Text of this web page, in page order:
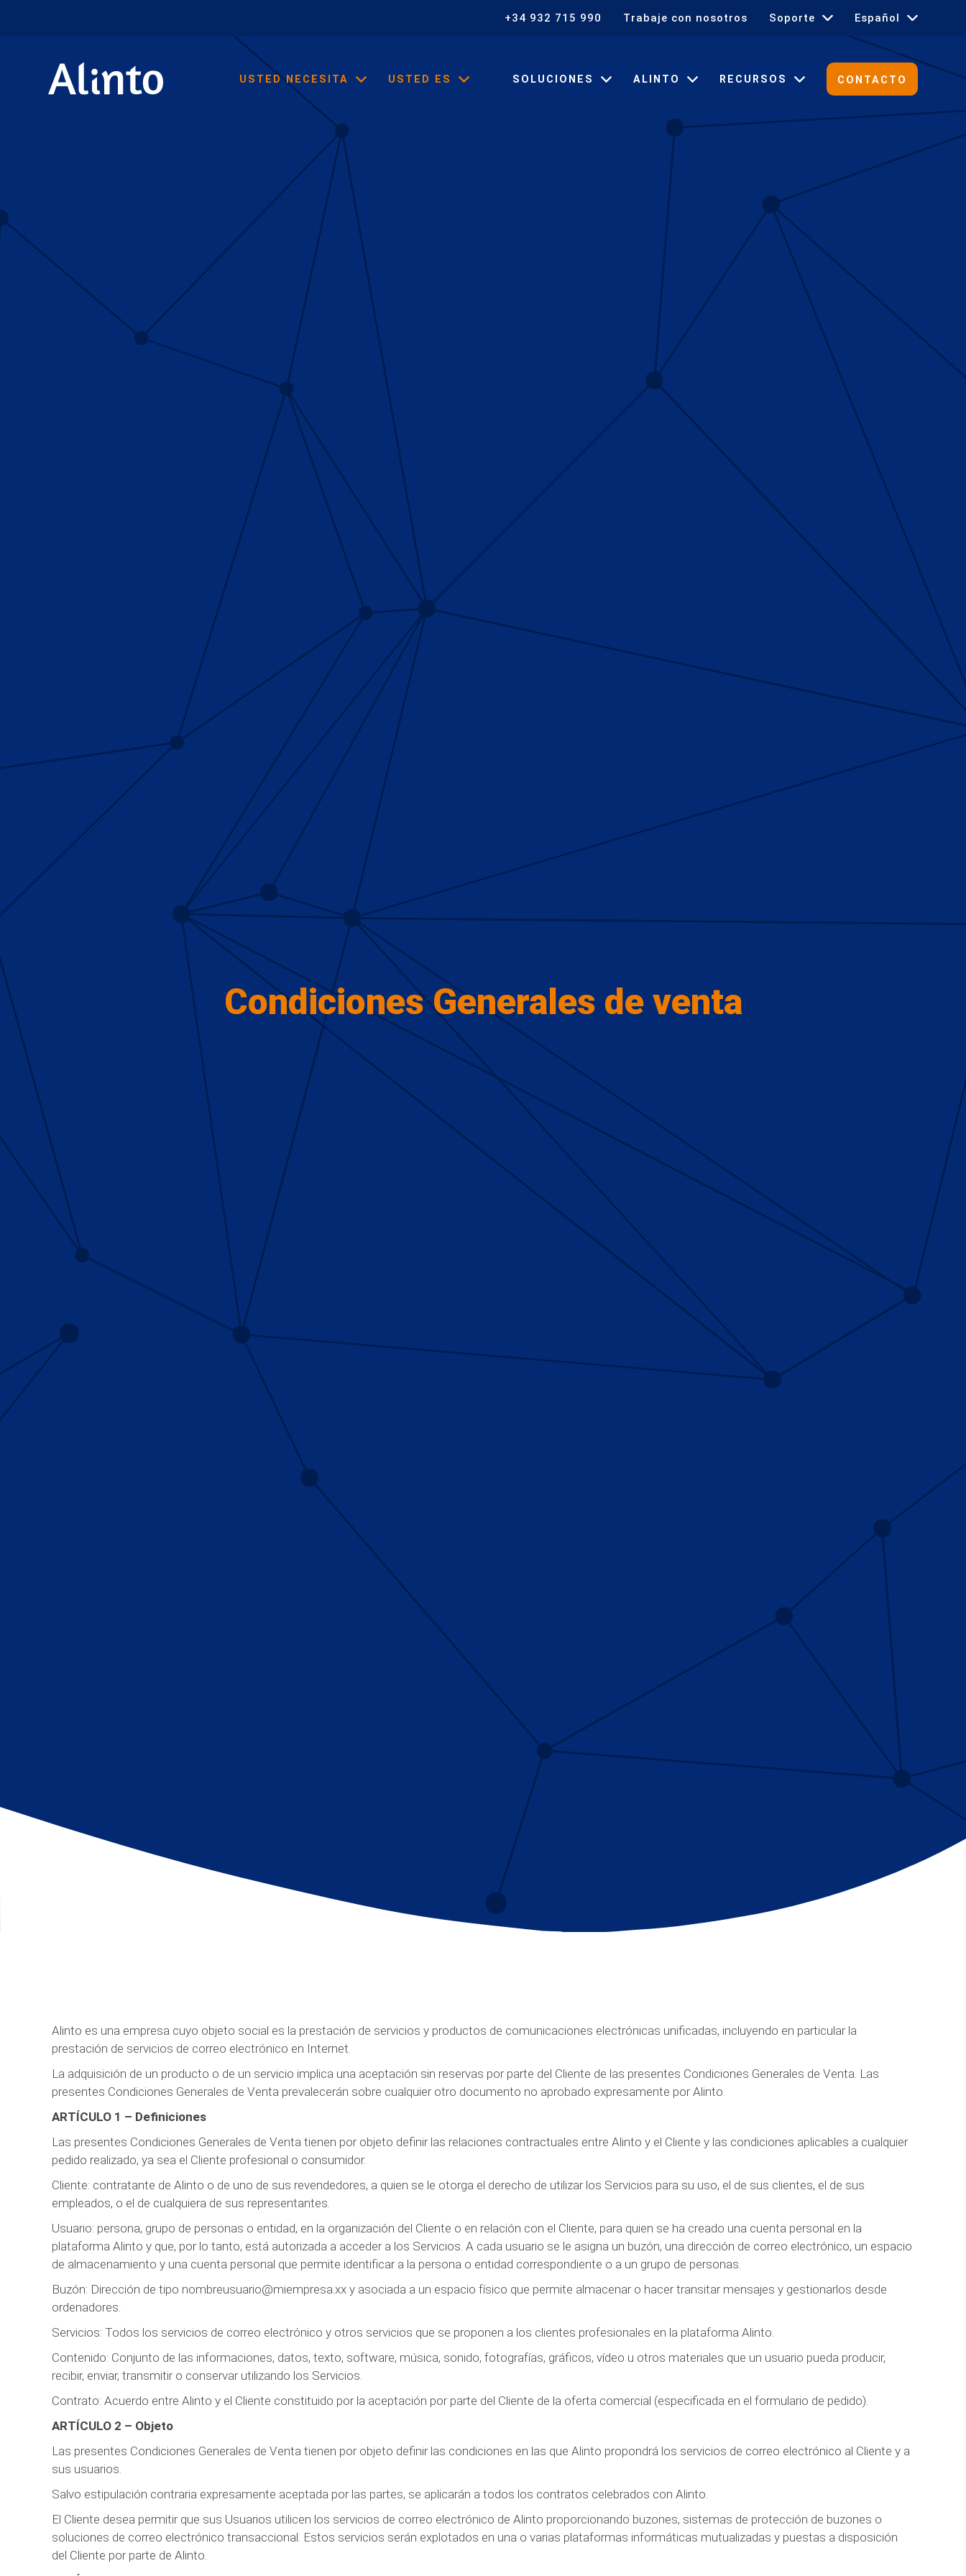
+34 932 715 990 Trabaje con nosotros Soporte Español
English
Français
USTED NECESITA USTED ES SOLUCIONES ALINTO RECURSOS CONTACTO
Condiciones Generales de venta
Alinto es una empresa cuyo objeto social es la prestación de servicios y productos de comunicaciones electrónicas unificadas, incluyendo en particular la
prestación de servicios de correo electrónico en Internet.
La adquisición de un producto o de un servicio implica una aceptación sin reservas por parte del Cliente de las presentes Condiciones Generales de Venta. Las
presentes Condiciones Generales de Venta prevalecerán sobre cualquier otro documento no aprobado expresamente por Alinto.
ARTÍCULO 1 – Definiciones
Las presentes Condiciones Generales de Venta tienen por objeto definir las relaciones contractuales entre Alinto y el Cliente y las condiciones aplicables a cualquier
pedido realizado, ya sea el Cliente profesional o consumidor.
Cliente: contratante de Alinto o de uno de sus revendedores, a quien se le otorga el derecho de utilizar los Servicios para su uso, el de sus clientes, el de sus
empleados, o el de cualquiera de sus representantes.
Usuario: persona, grupo de personas o entidad, en la organización del Cliente o en relación con el Cliente, para quien se ha creado una cuenta personal en la
plataforma Alinto y que, por lo tanto, está autorizada a acceder a los Servicios. A cada usuario se le asigna un buzón, una dirección de correo electrónico, un espacio
de almacenamiento y una cuenta personal que permite identificar a la persona o entidad correspondiente o a un grupo de personas.
Buzón: Dirección de tipo nombreusuario@miempresa.xx y asociada a un espacio físico que permite almacenar o hacer transitar mensajes y gestionarlos desde
ordenadores.
Servicios: Todos los servicios de correo electrónico y otros servicios que se proponen a los clientes profesionales en la plataforma Alinto.
Contenido: Conjunto de las informaciones, datos, texto, software, música, sonido, fotografías, gráficos, vídeo u otros materiales que un usuario pueda producir,
recibir, enviar, transmitir o conservar utilizando los Servicios.
Contrato: Acuerdo entre Alinto y el Cliente constituido por la aceptación por parte del Cliente de la oferta comercial (especificada en el formulario de pedido).
ARTÍCULO 2 – Objeto
Las presentes Condiciones Generales de Venta tienen por objeto definir las condiciones en las que Alinto propondrá los servicios de correo electrónico al Cliente y a
sus usuarios.
Salvo estipulación contraria expresamente aceptada por las partes, se aplicarán a todos los contratos celebrados con Alinto.
El Cliente desea permitir que sus Usuarios utilicen los servicios de correo electrónico de Alinto proporcionando buzones, sistemas de protección de buzones o
soluciones de correo electrónico transaccional. Estos servicios serán explotados en una o varias plataformas informáticas mutualizadas y puestas a disposición
del Cliente por parte de Alinto.